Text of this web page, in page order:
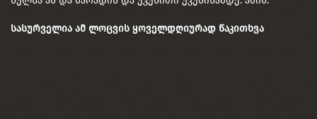
სასურველია ამ ლოცვის ყოველდღიურად წაკითხვა